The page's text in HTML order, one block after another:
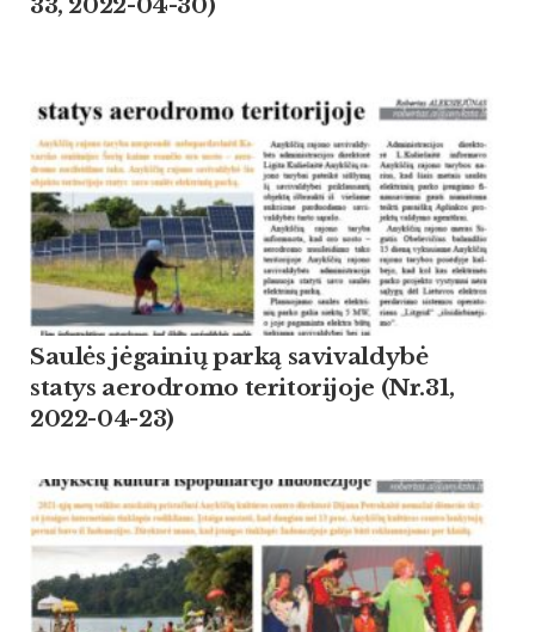
Saulės jėgainių parką savivaldybė
statys aerodromo teritorijoje (Nr.31,
2022-04-23)